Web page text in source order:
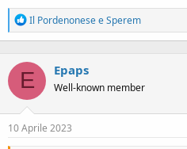
R
e
a
t
i
n
:
Il PordenoneseeSperem
E Epaps
Well-known member
10 Aprile 2023